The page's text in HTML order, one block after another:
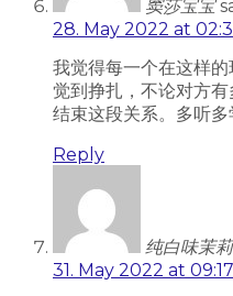
窦莎宝宝
28. May 2022 at
我觉得每一个在这样
觉到挣扎，不论对方
结束这段关系。多听
Reply
纯白味茉莉
31. May 2022 at 09:17